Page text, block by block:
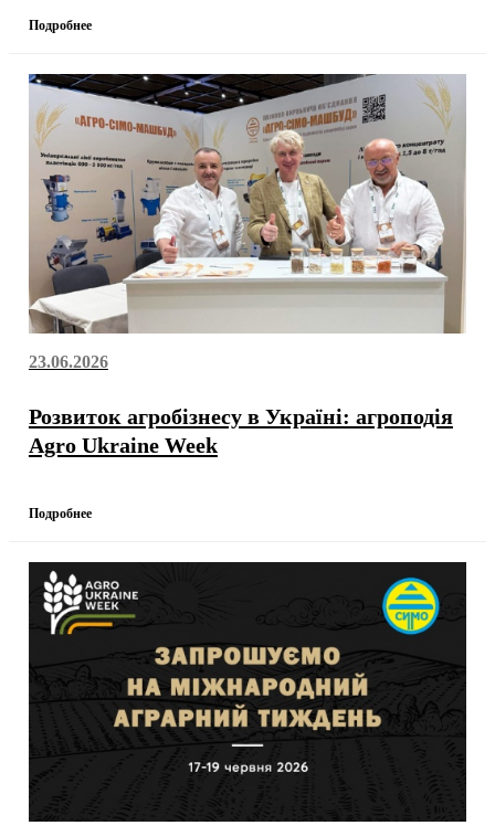
Подробнее
23.06.2026
Розвиток агробізнесу в Україні: агроподія
Agro Ukraine Week
Подробнее